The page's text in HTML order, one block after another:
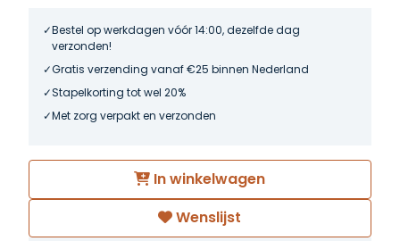
Bestel op werkdagen vóór 14:00, dezelfde dag
verzonden!
Gratis verzending vanaf €25 binnen Nederland
Stapelkorting tot wel 20%
Met zorg verpakt en verzonden
In winkelwagen
Wenslijst